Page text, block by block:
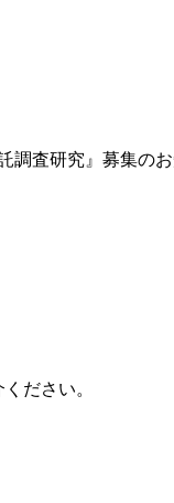
査研究』募集のお
ださい。